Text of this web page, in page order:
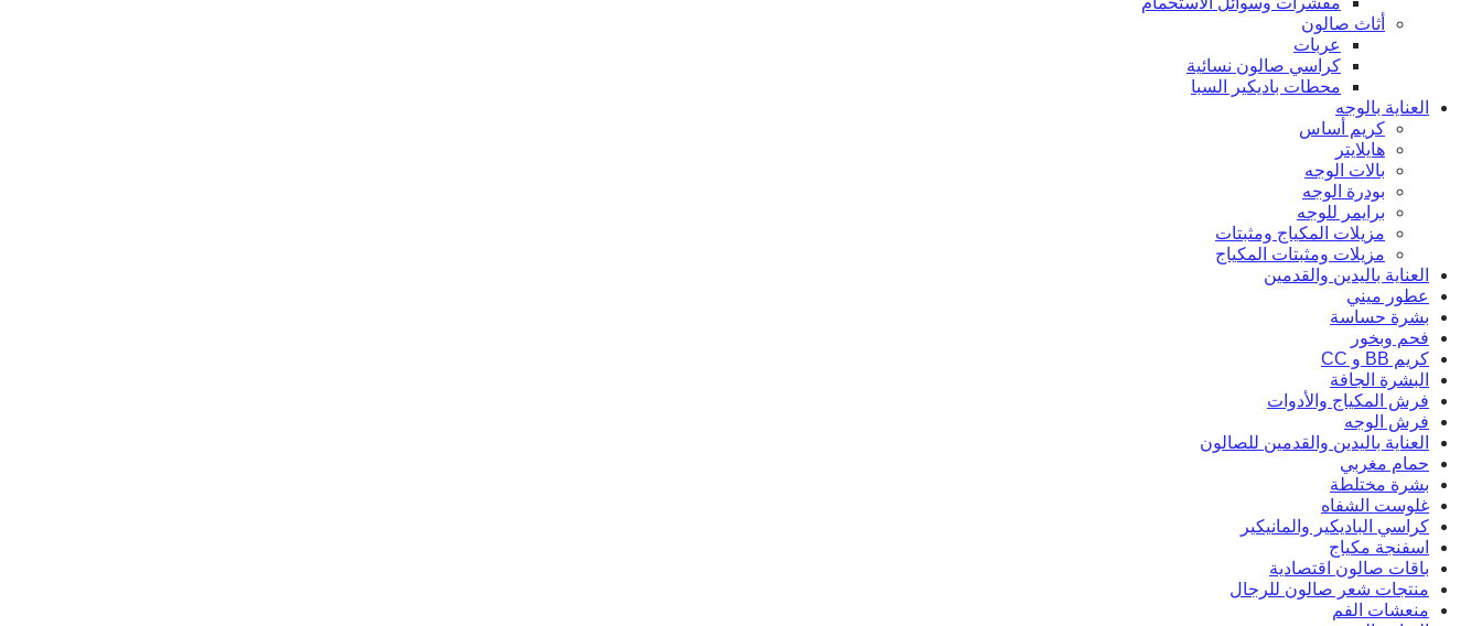
أثاث صالون
عربات
كراسي صالون نسائية
محطات باديكير السبا
العناية بالوجه
كريم أساس
هايلايتر
بالات الوجه
بودرة الوجه
برايمر للوجه
مزيلات المكياج ومثبتات
مزيلات ومثبتات المكياج
العناية باليدين والقدمين
عطور ميني
بشرة حساسة
فحم وبخور
كريم BB و CC
البشرة الجافة
فرش المكياج والأدوات
فرش الوجه
العناية باليدين والقدمين للصالون
حمام مغربي
بشرة مختلطة
غلوست الشفاه
كراسي الباديكير والمانيكير
اسفنجة مكياج
باقات صالون اقتصادية
منتجات شعر صالون للرجال
منعشات الفم